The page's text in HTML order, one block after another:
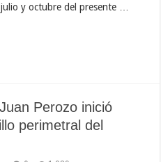
y octubre del presente …
Perozo inició
perimetral del